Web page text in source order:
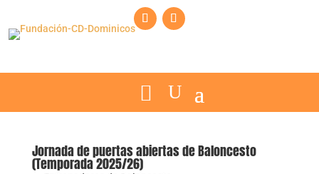
Jornada de puertas abiertas de Baloncesto
(Temporada 2025/26)